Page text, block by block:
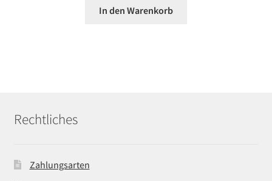
In den Warenkorb
Rechtliches
Zahlungsarten